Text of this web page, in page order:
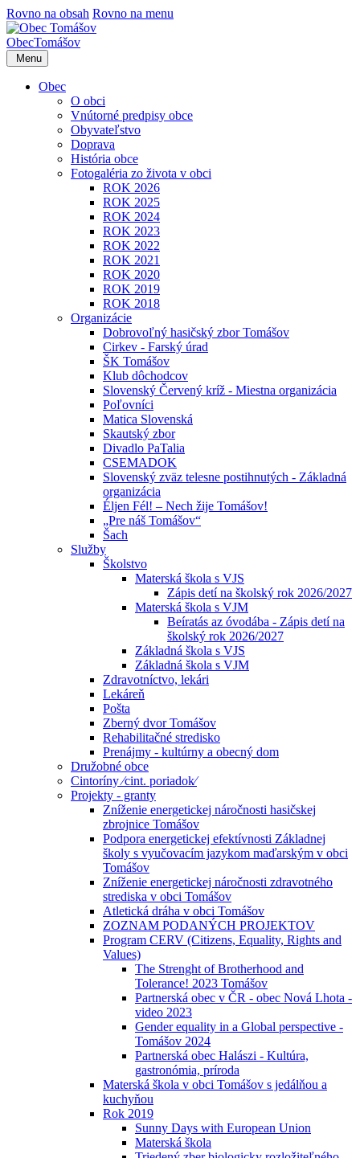
Rovno na obsah Rovno na menu
ObecTomášov
Menu
Obec
O obci
Vnútorné predpisy obce
Obyvateľstvo
Doprava
História obce
Fotogaléria zo života v obci
ROK 2026
ROK 2025
ROK 2024
ROK 2023
ROK 2022
ROK 2021
ROK 2020
ROK 2019
ROK 2018
Organizácie
Dobrovoľný hasičský zbor Tomášov
Cirkev - Farský úrad
ŠK Tomášov
Klub dôchodcov
Slovenský Červený kríž - Miestna organizácia
Poľovníci
Matica Slovenská
Skautský zbor
Divadlo PaTalia
CSEMADOK
Slovenský zväz telesne postihnutých - Základná
organizácia
Éljen Fél! – Nech žije Tomášov!
„Pre náš Tomášov“
Šach
Služby
Školstvo
Materská škola s VJS
Zápis detí na školský rok 2026/2027
Materská škola s VJM
Beíratás az óvodába - Zápis detí na
školský rok 2026/2027
Základná škola s VJS
Základná škola s VJM
Zdravotníctvo, lekári
Lekáreň
Pošta
Zberný dvor Tomášov
Rehabilitačné stredisko
Prenájmy - kultúrny a obecný dom
Družobné obce
Cintoríny ⁄cint. poriadok⁄
Projekty - granty
Zníženie energetickej náročnosti hasičskej
zbrojnice Tomášov
Podpora energetickej efektívnosti Základnej
školy s vyučovacím jazykom maďarským v obci
Tomášov
Zníženie energetickej náročnosti zdravotného
strediska v obci Tomášov
Atletická dráha v obci Tomášov
ZOZNAM PODANÝCH PROJEKTOV
Program CERV (Citizens, Equality, Rights and
Values)
The Strenght of Brotherhood and
Tolerance! 2023 Tomášov
Partnerská obec v ČR - obec Nová Lhota -
video 2023
Gender equality in a Global perspective -
Tomášov 2024
Partnerská obec Halászi - Kultúra,
gastronómia, príroda
Materská škola v obci Tomášov s jedálňou a
kuchyňou
Rok 2019
Sunny Days with European Union
Materská škola